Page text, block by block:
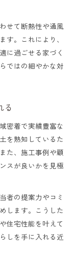
せて断熱性や通風
す。これにより、
に過ごせる家づく
ではの細やかな対
る
密着で実績豊富な
を熟知しているた
た、施工事例や顧
スが良いかを見極
者の提案力やコミ
します。こうした
住宅性能を叶えて
しを手に入れる近